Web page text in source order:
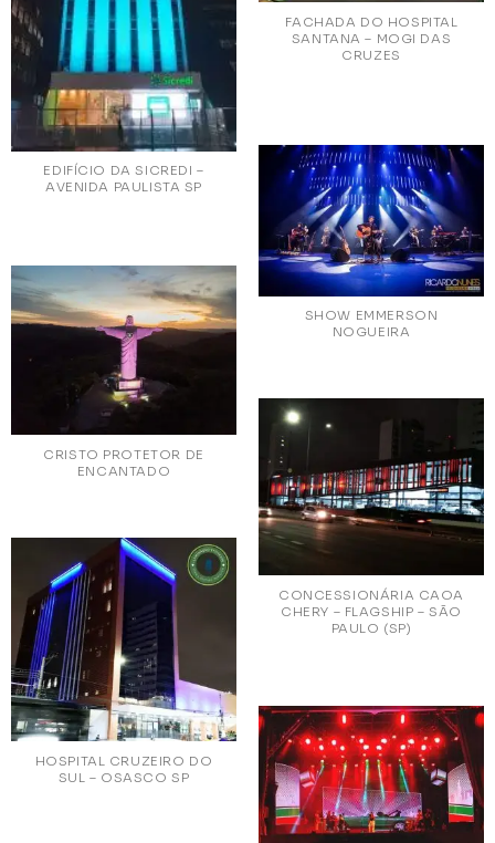
EDIFÍCIO DA SICREDI –
AVENIDA PAULISTA SP
FACHADA DO HOSPITAL
SANTANA – MOGI DAS
CRUZES
SHOW EMMERSON
NOGUEIRA
CRISTO PROTETOR DE
ENCANTADO
CONCESSIONÁRIA CAOA
CHERY – FLAGSHIP – SÃO
PAULO (SP)
HOSPITAL CRUZEIRO DO
SUL – OSASCO SP